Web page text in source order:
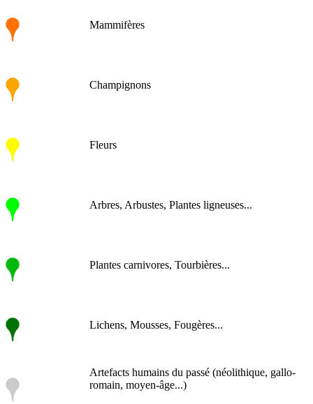
Mammifères
Champignons
Fleurs
Arbres, Arbustes, Plantes ligneuses...
Plantes carnivores, Tourbières...
Lichens, Mousses, Fougères...
Artefacts humains du passé (néolithique, gallo-
romain, moyen-âge...)